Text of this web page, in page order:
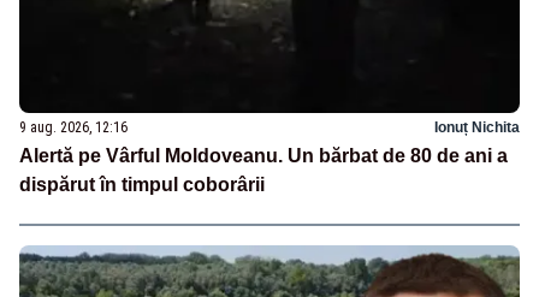
9 aug. 2026, 12:16 Ionuț Nichita
Alertă pe Vârful Moldoveanu. Un bărbat de 80 de ani a
dispărut în timpul coborârii